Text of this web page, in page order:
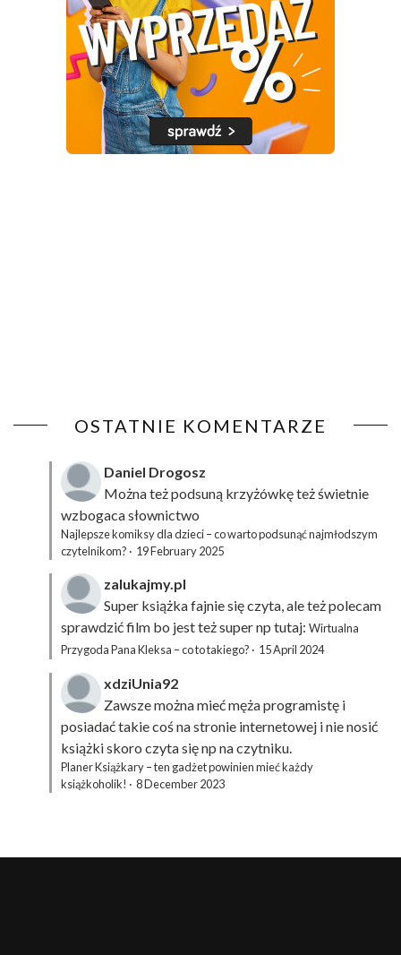
OSTATNIE KOMENTARZE
Daniel Drogosz
Można też podsuną krzyżówkęteż świetnie
wzbogaca słownictwo
Najlepsze komiksy dla dzieci – co warto podsunąć najmłodszym
czytelnikom? · 19 February 2025
zalukajmy.pl
Super książka fajnie się czyta, ale też polecam
sprawdzić film bo jest też super np tutaj: Wirtualna
Przygoda Pana Kleksa – co to takiego? · 15 April 2024
xdziUnia92
Zawsze można mieć męża programistę i
posiadać takie coś na stronie internetowej i nie nosić
książki skoro czyta się np na czytniku.
Planer Książkary – ten gadżet powinien mieć każdy
książkoholik! · 8 December 2023